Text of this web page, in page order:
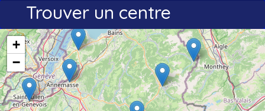
Trouver un centre
+
−